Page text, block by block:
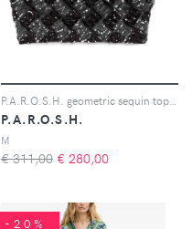
P.A.R.O.S.H.
M
€ 311,00 € 280,00
-20%